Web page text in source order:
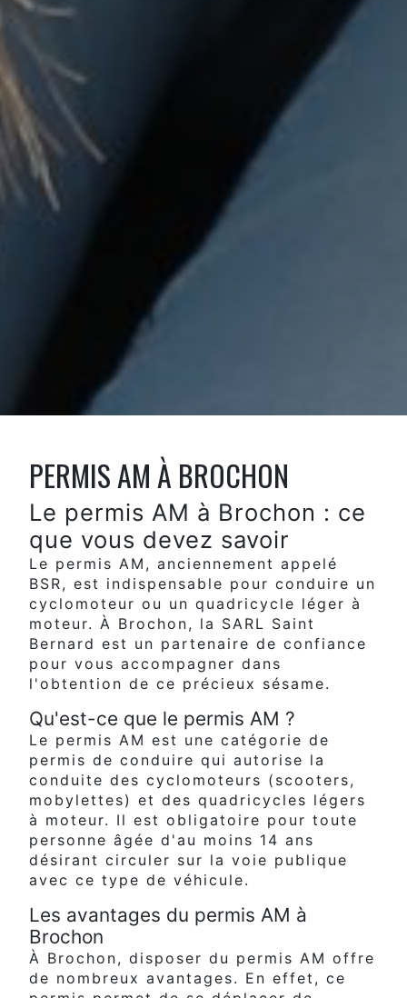
PERMIS AM À BROCHON
Le permis AM à Brochon : ce
que vous devez savoir
Le permis AM, anciennement appelé
BSR, est indispensable pour conduire un
cyclomoteur ou un quadricycle léger à
moteur. À Brochon, la SARL Saint
Bernard est un partenaire de confiance
pour vous accompagner dans
l'obtention de ce précieux sésame.
Qu'est-ce que le permis AM ?
Le permis AM est une catégorie de
permis de conduire qui autorise la
conduite des cyclomoteurs (scooters,
mobylettes) et des quadricycles légers
à moteur. Il est obligatoire pour toute
personne âgée d'au moins 14 ans
désirant circuler sur la voie publique
avec ce type de véhicule.
Les avantages du permis AM à
Brochon
À Brochon, disposer du permis AM offre
de nombreux avantages. En effet, ce